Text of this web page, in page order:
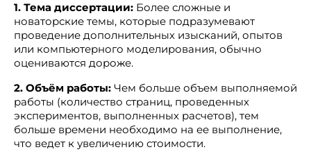
1. Тема диссертации: Более сложные и
новаторские темы, которые подразумевают
проведение дополнительных изысканий, опытов
или компьютерного моделирования, обычно
оцениваются дороже.
2. Объём работы: Чем больше объем выполняемой
работы (количество страниц, проведенных
экспериментов, выполненных расчетов), тем
больше времени необходимо на ее выполнение,
что ведет к увеличению стоимости.